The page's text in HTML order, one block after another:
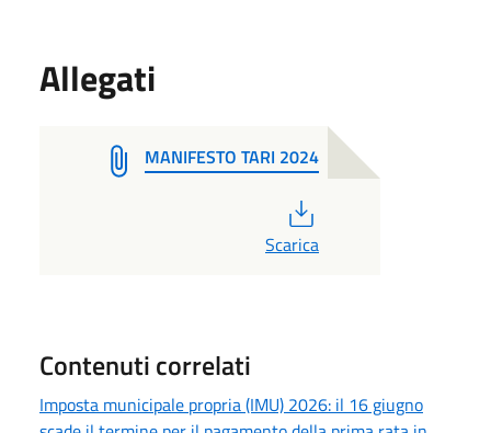
Allegati
MANIFESTO TARI 2024
Scarica
Contenuti correlati
Imposta municipale propria (IMU) 2026: il 16 giugno